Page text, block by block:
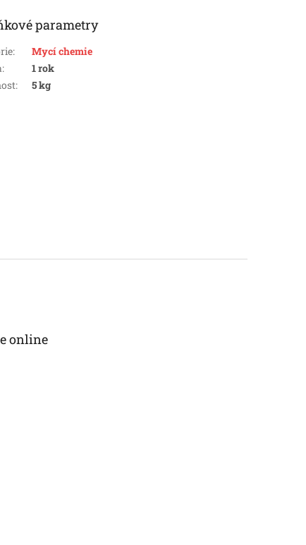
parametry
:
Mycí chemie
:
1 rok
: 5 kg
online